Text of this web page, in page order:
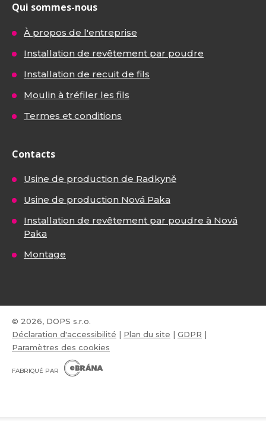
Qui sommes-nous
À propos de l'entreprise
Installation de revêtement par poudre
Installation de recuit de fils
Moulin à tréfiler les fils
Termes et conditions
Contacts
Usine de production de Radkyně
Usine de production Nová Paka
Installation de revêtement par poudre à Nová
Paka
Montage
© 2026, DOPS s.r.o.
Déclaration d'accessibilité | Plan du site | GDPR |
Paramètres des cookies
FABRIQUÉ PAR
B